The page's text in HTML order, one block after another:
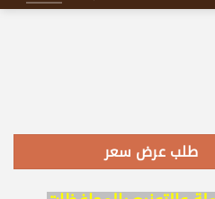
طلب عرض سعر